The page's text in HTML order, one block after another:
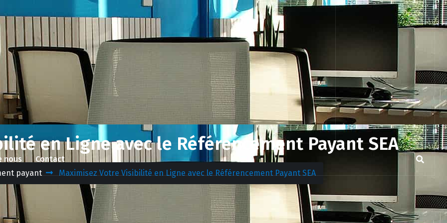
nous Contact
en Ligne avec le Référencement Payant SEA
payant Maximisez Votre Visibilité en Ligne avec le Référencement Payant SEA